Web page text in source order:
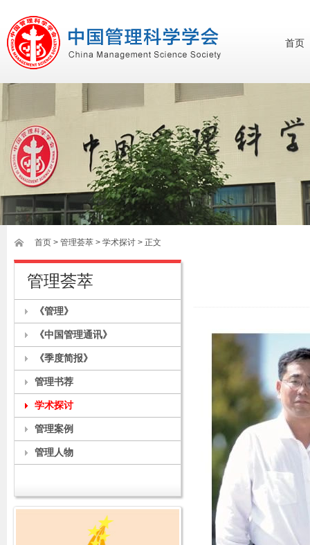
首页
首页 > 管理荟萃 > 学术探讨 > 正文
管理荟萃
《管理》
《中国管理通讯》
《季度简报》
管理书荐
学术探讨
管理案例
管理人物